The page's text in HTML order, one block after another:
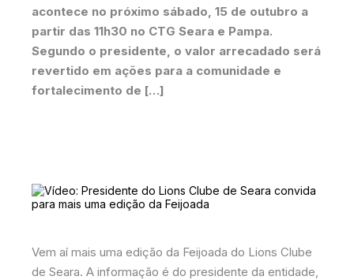
acontece no próximo sábado, 15 de outubro a
partir das 11h30 no CTG Seara e Pampa.
Segundo o presidente, o valor arrecadado será
revertido em ações para a comunidade e
fortalecimento de […]
Vem aí mais uma edição da Feijoada do Lions Clube
de Seara. A informação é do presidente da entidade,